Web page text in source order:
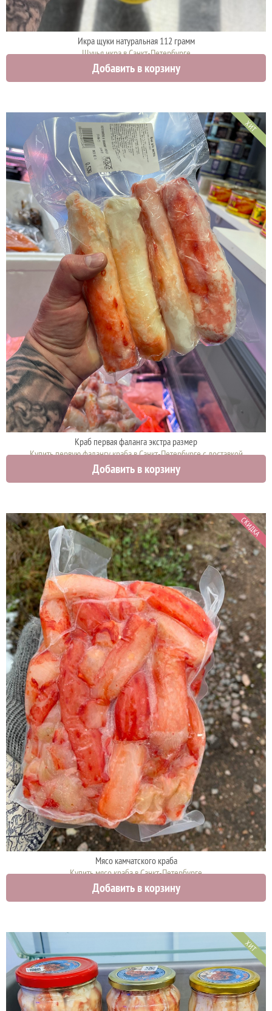
Икра щуки натуральная 112 грамм
Щучья икра в Санкт-Петербурге
920 руб.
Добавить в корзину
ХИТ
Краб первая фаланга экстра размер
Купить первую фалангу краба в Санкт-Петербурге с доставкой
12000 руб.
Добавить в корзину
СКИДКА
Мясо камчатского краба
Купить мясо краба в Санкт-Петербурге
3100 руб.
Добавить в корзину
ХИТ